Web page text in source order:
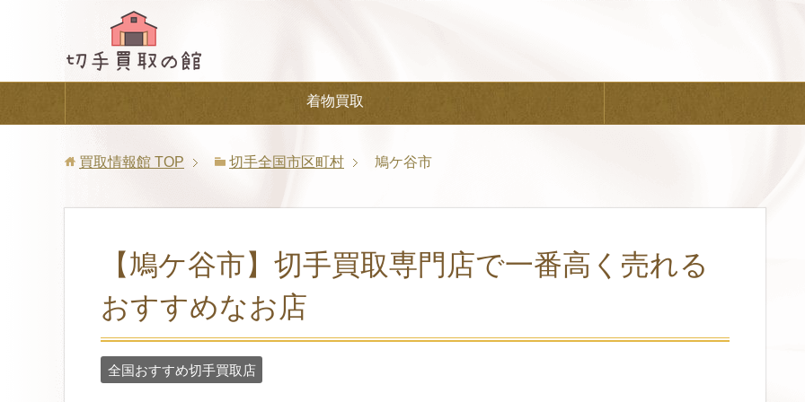
着物買取
買取情報館 TOP 切手全国市区町村 鳩ケ谷市
【鳩ケ谷市】切手買取専門店で一番高く売れる
おすすめなお店
全国おすすめ切手買取店